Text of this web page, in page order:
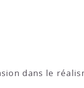
dans le